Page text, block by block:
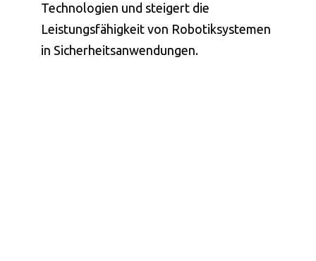
Technologien und steigert die
Leistungsfähigkeit von Robotiksystemen
in Sicherheitsanwendungen.